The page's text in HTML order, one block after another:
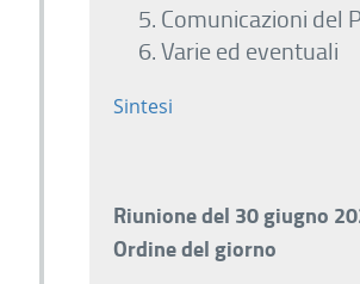
Comunicazioni del
Varie ed eventuali
Sintesi
Riunione del 30 giugno
Ordine del giorno